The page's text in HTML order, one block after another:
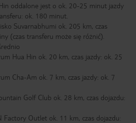
oddalone jest o ok. 20-25 minut jazdy
ok. 180 minut.
Suvarnabhumi ok. 205 km, czas
(czas transferu może się różnić).
Hua Hin ok. 20 km, czas jazdy: ok. 25
Cha-Am ok. 7 km, czas jazdy: ok. 7
Golf Club ok. 28 km, czas dojazdu:
Factory Outlet ok. 11 km, czas dojazdu: